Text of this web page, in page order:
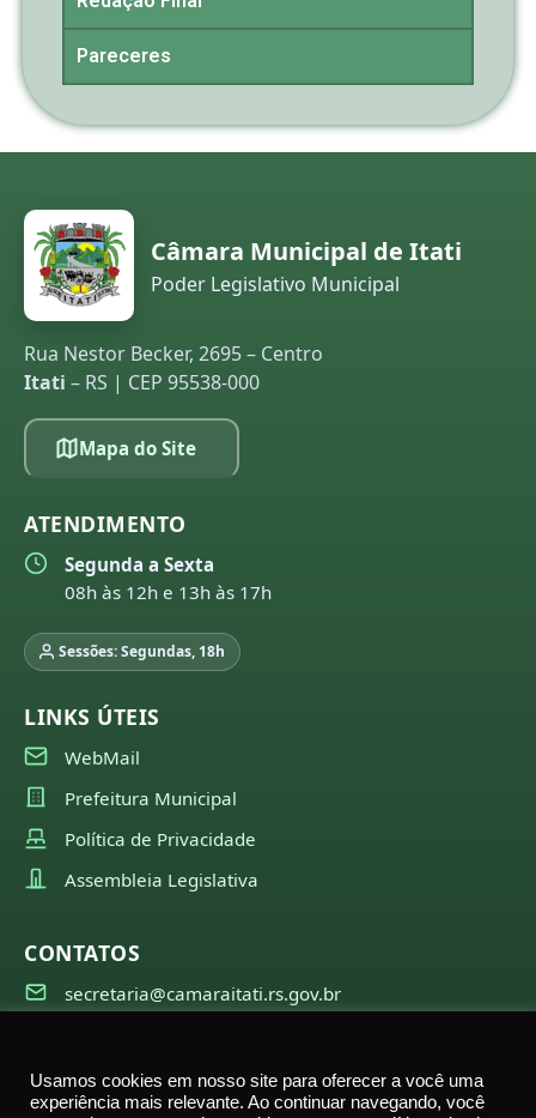
Pareceres
Câmara Municipal de Itati
Poder Legislativo Municipal
Rua Nestor Becker, 2695 – Centro
Itati – RS | CEP 95538-000
Mapa do Site
ATENDIMENTO
Segunda a Sexta
08h às 12h e 13h às 17h
Sessões: Segundas, 18h
LINKS ÚTEIS
WebMail
Prefeitura Municipal
Política de Privacidade
Assembleia Legislativa
CONTATOS
secretaria@camaraitati.rs.gov.br
Usamos cookies em nosso site para oferecer a você uma
experiência mais relevante. Ao continuar navegando, você